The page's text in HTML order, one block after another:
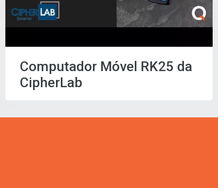
Computador Móvel RK25 da
CipherLab